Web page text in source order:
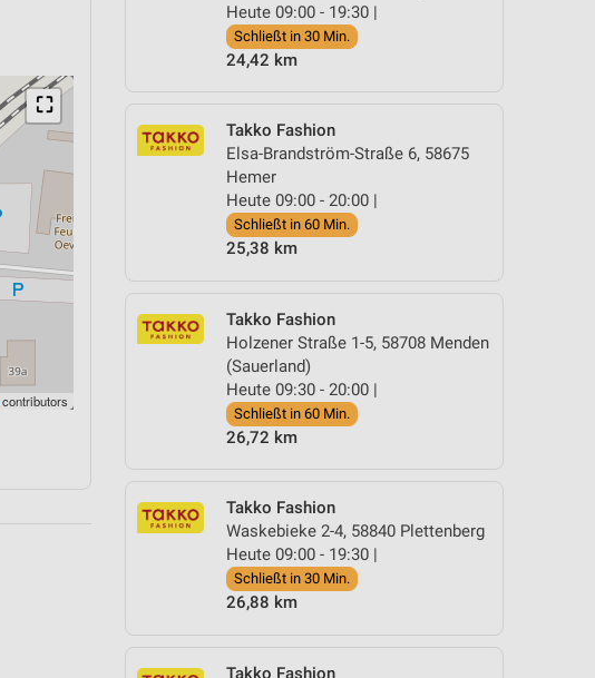
Heute 09:00 - 19:30 |
Schließt in 30 Min.
24,42 km
Takko Fashion
Elsa-Brandström-Straße 6, 58675
Hemer
Heute 09:00 - 20:00 |
Schließt in 60 Min.
25,38 km
Takko Fashion
Holzener Straße 1-5, 58708 Menden
(Sauerland)
Heute 09:30 - 20:00 |
Schließt in 60 Min.
26,72 km
Takko Fashion
Waskebieke 2-4, 58840 Plettenberg
Heute 09:00 - 19:30 |
Schließt in 30 Min.
26,88 km
Takko Fashion
⛶
contributors